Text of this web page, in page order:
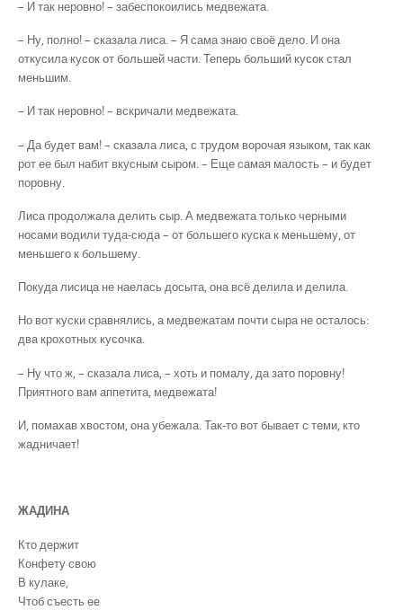
– И так неровно! – забеспокоились медвежата.
– Ну, полно! – сказала лиса. – Я сама знаю своё дело. И она
откусила кусок от большей части. Теперь больший кусок стал
меньшим.
– И так неровно! – вскричали медвежата.
– Да будет вам! – сказала лиса, с трудом ворочая языком, так как
рот ее был набит вкусным сыром. – Еще самая малость – и будет
поровну.
Лиса продолжала делить сыр. А медвежата только черными
носами водили туда-сюда – от большего куска к меньшему, от
меньшего к большему.
Покуда лисица не наелась досыта, она всё делила и делила.
Но вот куски сравнялись, а медвежатам почти сыра не осталось:
два крохотных кусочка.
– Ну что ж, – сказала лиса, – хоть и помалу, да зато поровну!
Приятного вам аппетита, медвежата!
И, помахав хвостом, она убежала. Так-то вот бывает с теми, кто
жадничает!
ЖАДИНА
Кто держит
Конфету свою
В кулаке,
Чтоб съесть ее